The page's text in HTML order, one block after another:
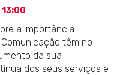
13:00
a importância
têm no
da sua
dos seus serviços e